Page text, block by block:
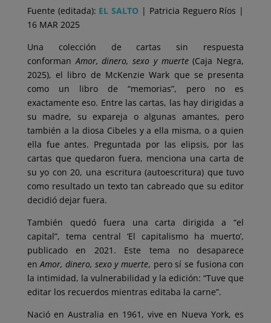
Fuente (editada): EL SALTO | Patricia Reguero Ríos |
16 MAR 2025
Una colección de cartas sin respuesta
conformanAmor, dinero, sexo y muerte(Caja Negra,
2025), el libro de McKenzie Wark que se presenta
como un libro de “memorias”, pero no es
exactamente eso. Entre las cartas, las hay dirigidas a
su madre, su expareja o algunas amantes, pero
también a la diosa Cibeles y a ella misma, o a quien
ella fue antes. Preguntada por las elipsis, por las
cartas que quedaron fuera, menciona una carta de
su yo con 20, una escritura (autoescritura) que tuvo
como resultado un texto tan cabreado que su editor
decidió dejar fuera.
También quedó fuera una carta dirigida a “el
capital”, tema central ‘El capitalismo ha muerto’,
publicado en 2021. Este tema no desaparece
enAmor, dinero, sexo y muerte, pero sí se fusiona con
la intimidad, la vulnerabilidad y la edición: “Tuve que
editar los recuerdos mientras editaba la carne”.
Nació en Australia en 1961, vive en Nueva York, es